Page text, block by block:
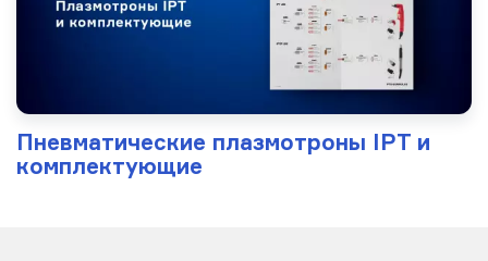
Пневматические плазмотроны IPT и
комплектующие